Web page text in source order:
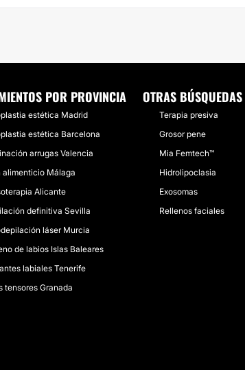
POR PROVINCIA
estética Madrid
estética Barcelona
arrugas Valencia
alimenticio Málaga
Alicante
definitiva Sevilla
láser Murcia
de labios Islas Baleares
labiales Tenerife
tensores Granada
OTRAS BÚSQUEDAS
Terapia presiva
Grosor pene
Mia Femtech™
Hidrolipoclasia
Exosomas
Rellenos faciales